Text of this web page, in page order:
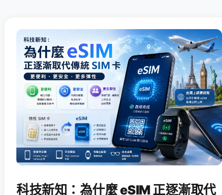
科技新知：為什麼 eSIM 正逐漸取代